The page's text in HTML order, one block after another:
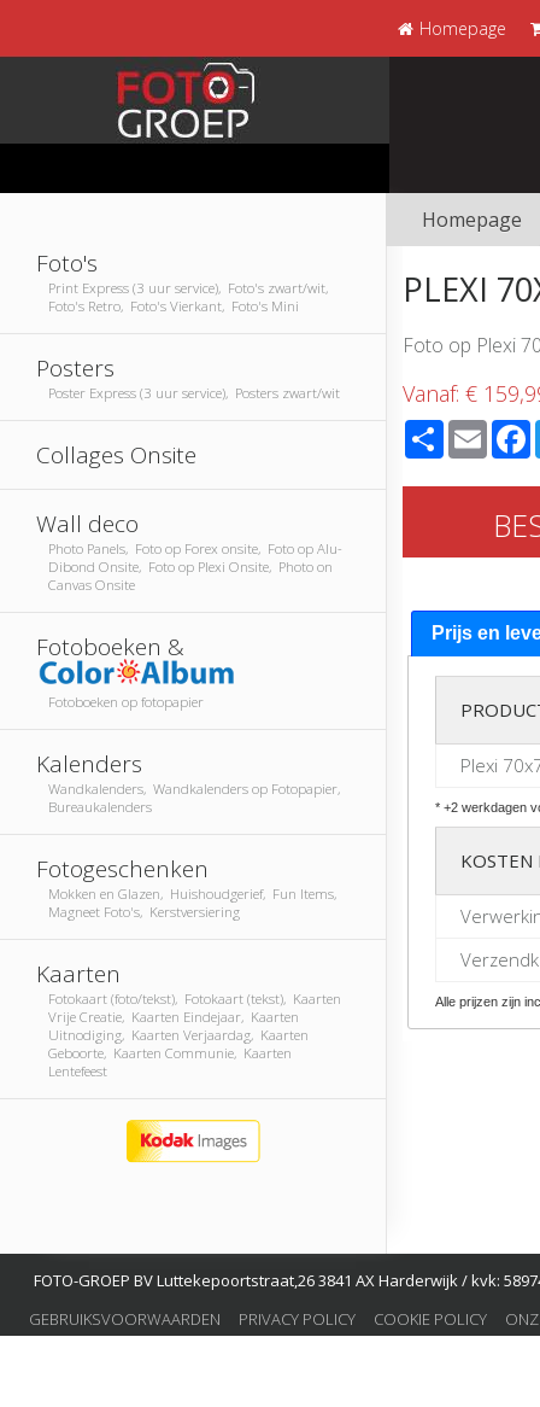
Homepage
Foto's
Print Express (3 uur service), Foto's zwart/wit,
Foto's Retro, Foto's Vierkant, Foto's Mini
Posters
Poster Express (3 uur service), Posters zwart/wit
Collages Onsite
Wall deco
Photo Panels, Foto op Forex onsite, Foto op Alu-
Dibond Onsite, Foto op Plexi Onsite, Photo on
Canvas Onsite
Fotoboeken &
Fotoboeken op fotopapier
Kalenders
Wandkalenders, Wandkalenders op Fotopapier,
Bureaukalenders
Fotogeschenken
Mokken en Glazen, Huishoudgerief, Fun Items,
Magneet Foto's, Kerstversiering
Kaarten
Fotokaart (foto/tekst), Fotokaart (tekst), Kaarten
Vrije Creatie, Kaarten Eindejaar, Kaarten
Uitnodiging, Kaarten Verjaardag, Kaarten
Geboorte, Kaarten Communie, Kaarten
Lentefeest
Homepage
PLEXI
Foto op Plexi
Vanaf:€
ShareEmail
Prijs en
Plexi
* +2 werkdagen
KOSTEN
Alle prijzen zijn
FOTO-GROEP BV Luttekepoortstraat,26 3841 AX Harderwijk / kvk:
GEBRUIKSVOORWAARDEN
PRIVACY POLICY COOKIE POLICY